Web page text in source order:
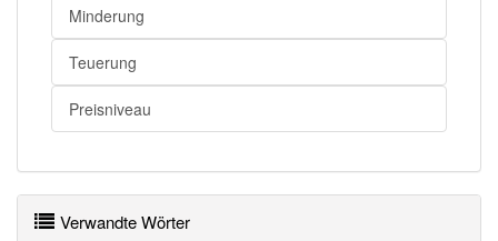
Minderung
Teuerung
Preisniveau
Verwandte Wörter